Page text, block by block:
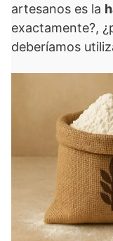
artesanos es la
exactamente?,
deberíamos